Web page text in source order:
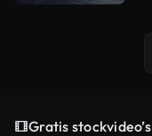
Gratis stockvideo’s